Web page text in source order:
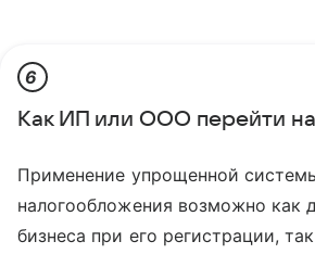
6
Как ИП или ООО перейти
Применение упрощенной
налогообложения возможно как
бизнеса при его регистрации,